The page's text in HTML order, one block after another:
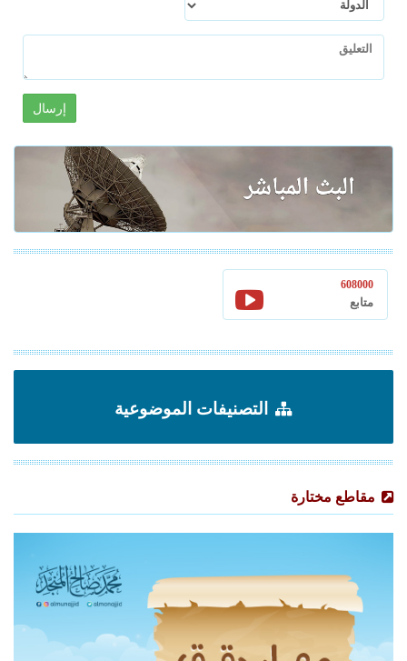
إرسال
608000
متابع
التصنيفات الموضوعية
مقاطع مختارة